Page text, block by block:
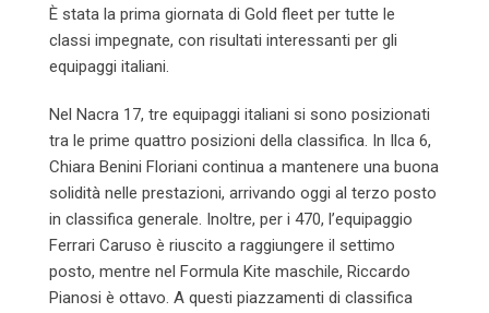
È stata la prima giornata di Gold fleet per tutte le
classi impegnate, con risultati interessanti per gli
equipaggi italiani.
Nel Nacra 17, tre equipaggi italiani si sono posizionati
tra le prime quattro posizioni della classifica. In Ilca 6,
Chiara Benini Floriani continua a mantenere una buona
solidità nelle prestazioni, arrivando oggi al terzo posto
in classifica generale. Inoltre, per i 470, l’equipaggio
Ferrari Caruso è riuscito a raggiungere il settimo
posto, mentre nel Formula Kite maschile, Riccardo
Pianosi è ottavo. A questi piazzamenti di classifica